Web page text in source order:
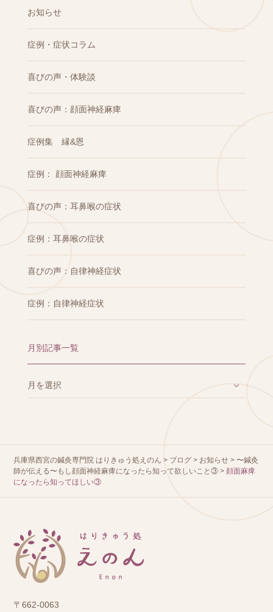
お知らせ
症例・症状コラム
喜びの声・体験談
喜びの声：顔面神経麻痺
症例集 縁&恩
症例： 顔面神経麻痺
喜びの声：耳鼻喉の症状
症例：耳鼻喉の症状
喜びの声：自律神経症状
症例：自律神経症状
月別記事一覧
兵庫県西宮の鍼灸専門院 はりきゅう処えのん > ブログ > お知らせ > 〜鍼灸
師が伝える〜もし顔面神経麻痺になったら知って欲しいこと③ > 顔面麻痺
になったら知ってほしい③
〒662-0063